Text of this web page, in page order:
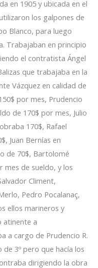
en 1905 y ubicada en el
los galpones de
Blanco, para luego
Trabajaban en principio
el contratista Ángel
que trabajaba en la
Vázquez en calidad de
por mes, Prudencio
de 170$ por mes, Julio
170$, Rafael
Juan Bernías en
de 70$, Bartolomé
mes de sueldo, y los
Climent,
Pedro Pocalanaç,
ellos marineros y
atinente a
a cargo de Prudencio R.
3º pero que hacía los
dirigiendo la obra